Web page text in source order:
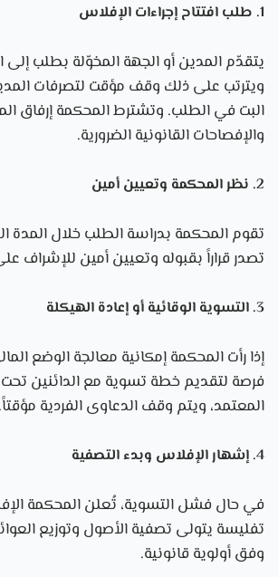
1. طلب افتتاح إجراءات الإفلاس
يتقدّم المدين أو الجهة المخوّلة بطلب إلى
ويترتب على ذلك وقف مؤقت لتصرفات
البت في الطلب. وتشترط المحكمة إرفاق
والإفصاحات القانونية الضرورية.
2. نظر المحكمة وتعيين أمين
تقوم المحكمة بدراسة الطلب خلال المدة
تصدر قراراً بقبوله وتعيين أمين للإشراف على
3. التسوية الوقائية أو إعادة الهيكلة
إذا رأت المحكمة إمكانية معالجة الوضع
فرصة لتقديم خطة تسوية مع الدائنين تحت
المعتمد، ويتم وقف الدعاوى الفردية مؤقتاً.
4. إشهار الإفلاس وبدء التصفية
في حال فشل التسوية، تُعلن المحكمة
تفليسة يتولى تصفية الأصول وتوزيع
وفق أولوية قانونية.